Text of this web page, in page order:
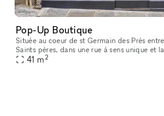
Pop-Up Boutique
Située au coeur de st Germain des Prés
Saints pères, dans une rue à sens unique et
avec arrière boutique. Vitrine
41 m2